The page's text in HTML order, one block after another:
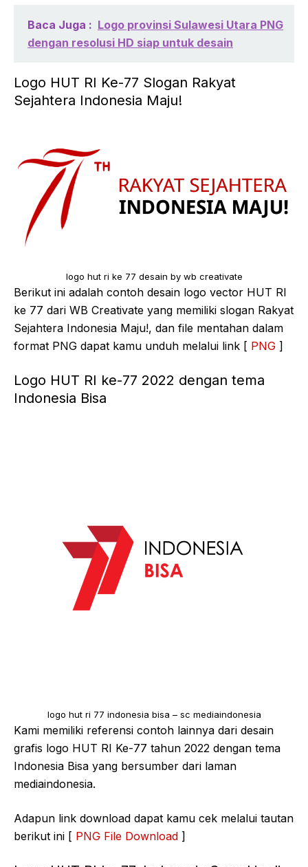
Baca Juga : Logo provinsi Sulawesi Utara PNG
dengan resolusi HD siap untuk desain
Logo HUT RI Ke-77 Slogan Rakyat
Sejahtera Indonesia Maju!
logo hut ri ke 77 desain by wb creativate
Berikut ini adalah contoh desain logo vector HUT RI
ke 77 dari WB Creativate yang memiliki slogan Rakyat
Sejahtera Indonesia Maju!, dan file mentahan dalam
format PNG dapat kamu unduh melalui link [ PNG ]
Logo HUT RI ke-77 2022 dengan tema
Indonesia Bisa
logo hut ri 77 indonesia bisa – sc mediaindonesia
Kami memiliki referensi contoh lainnya dari desain
grafis logo HUT RI Ke-77 tahun 2022 dengan tema
Indonesia Bisa yang bersumber dari laman
mediaindonesia.
Adapun link download dapat kamu cek melalui tautan
berikut ini [ PNG File Download ]